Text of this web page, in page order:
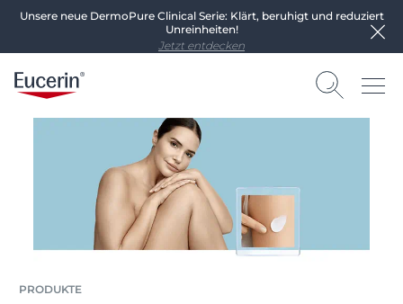
Unsere neue DermoPure Clinical Serie: Klärt, beruhigt und reduziert
Unreinheiten!
Jetzt entdecken
PRODUKTE